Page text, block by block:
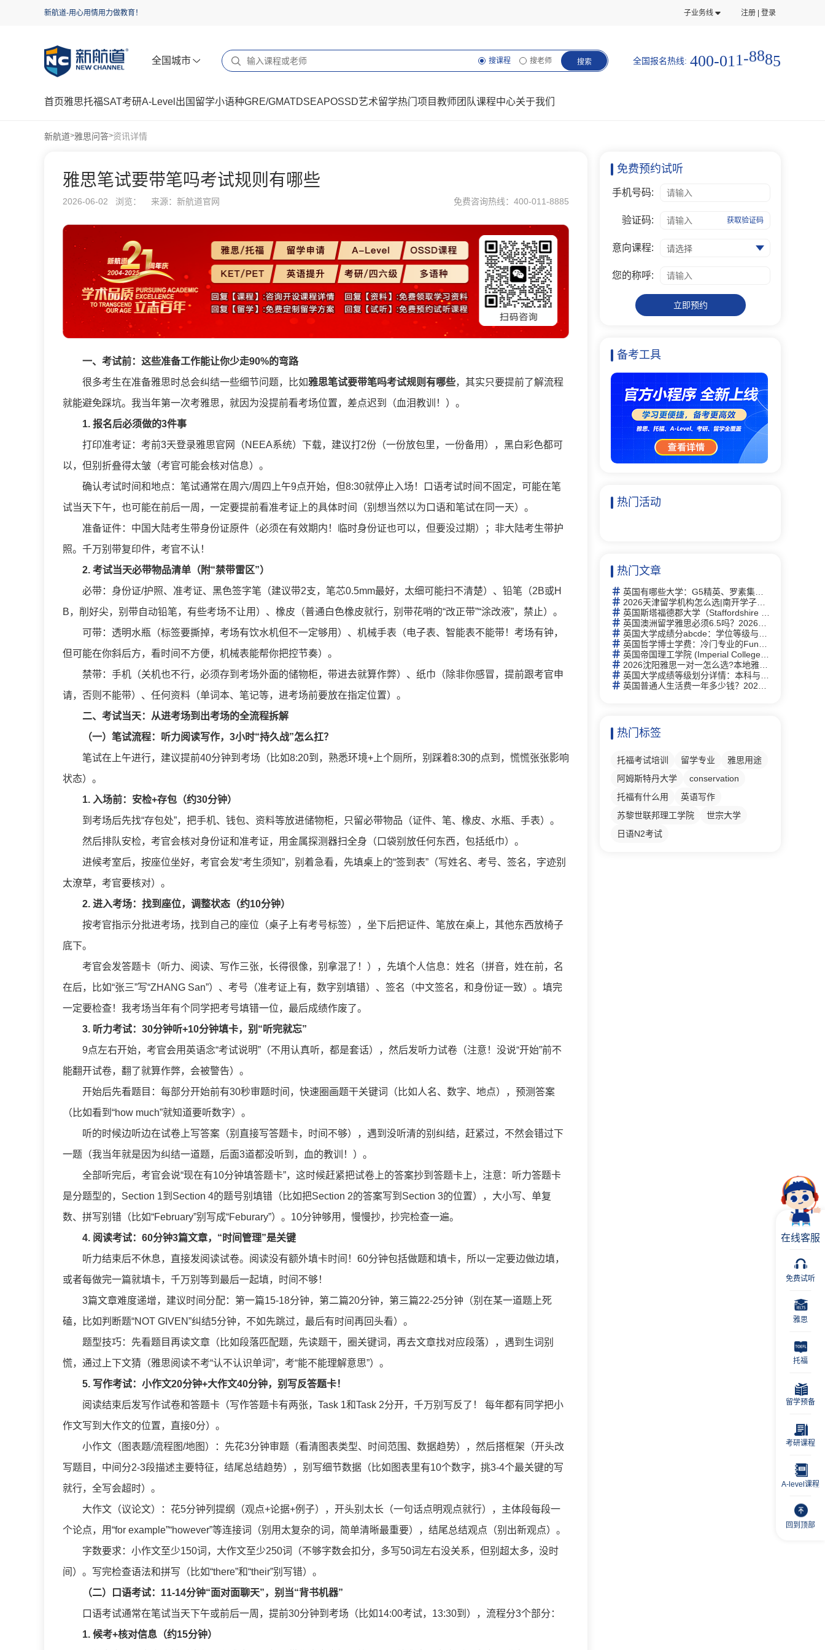
新航道-用心用情用力做教育！ 子业务线 注册 | 登录
全国城市 搜课程 搜老师 搜索 全国报名热线: 400-01 1-8885
首页雅思托福SAT考研A-Level 出国留学小语种GRE/GMATDSEAPOSSD艺术留学热门项目教师团队课程中心关于我们
新航道>雅思问答>资讯详情
雅思笔试要带笔吗考试规则有哪些
2026-06-02 浏览： 来源：新航道官网 免费咨询热线：400-011-8885
一、考试前：这些准备工作能让你少走90%的弯路
很多考生在准备雅思时总会纠结一些细节问题，比如雅思笔试要带笔吗考试规则有哪些，其实只要提前了解流程
就能避免踩坑。我当年第一次考雅思，就因为没提前看考场位置，差点迟到（血泪教训！）。
1. 报名后必须做的3件事
打印准考证：考前3天登录雅思官网（NEEA系统）下载，建议打2份（一份放包里，一份备用），黑白彩色都可
以，但别折叠得太皱（考官可能会核对信息）。
确认考试时间和地点：笔试通常在周六/周四上午9点开始，但8:30就停止入场！口语考试时间不固定，可能在笔
试当天下午，也可能在前后一周，一定要提前看准考证上的具体时间（别想当然以为口语和笔试在同一天）。
准备证件：中国大陆考生带身份证原件（必须在有效期内！临时身份证也可以，但要没过期）；非大陆考生带护
照。千万别带复印件，考官不认！
2. 考试当天必带物品清单（附“禁带雷区”）
必带：身份证/护照、准考证、黑色签字笔（建议带2支，笔芯0.5mm最好，太细可能扫不清楚）、铅笔（2B或H
B，削好尖，别带自动铅笔，有些考场不让用）、橡皮（普通白色橡皮就行，别带花哨的“改正带”“涂改液”，禁止）。
可带：透明水瓶（标签要撕掉，考场有饮水机但不一定够用）、机械手表（电子表、智能表不能带！考场有钟，
但可能在你斜后方，看时间不方便，机械表能帮你把控节奏）。
禁带：手机（关机也不行，必须存到考场外面的储物柜，带进去就算作弊）、纸巾（除非你感冒，提前跟考官申
请，否则不能带）、任何资料（单词本、笔记等，进考场前要放在指定位置）。
二、考试当天：从进考场到出考场的全流程拆解
（一）笔试流程：听力阅读写作，3小时“持久战”怎么扛？
笔试在上午进行，建议提前40分钟到考场（比如8:20到，熟悉环境+上个厕所，别踩着8:30的点到，慌慌张张影响
状态）。
1. 入场前：安检+存包（约30分钟）
到考场后先找“存包处”，把手机、钱包、资料等放进储物柜，只留必带物品（证件、笔、橡皮、水瓶、手表）。
然后排队安检，考官会核对身份证和准考证，用金属探测器扫全身（口袋别放任何东西，包括纸巾）。
进候考室后，按座位坐好，考官会发“考生须知”，别着急看，先填桌上的“签到表”（写姓名、考号、签名，字迹别
太潦草，考官要核对）。
2. 进入考场：找到座位，调整状态（约10分钟）
按考官指示分批进考场，找到自己的座位（桌子上有考号标签），坐下后把证件、笔放在桌上，其他东西放椅子
底下。
考官会发答题卡（听力、阅读、写作三张，长得很像，别拿混了！），先填个人信息：姓名（拼音，姓在前，名
在后，比如“张三”写“ZHANG San”）、考号（准考证上有，数字别填错）、签名（中文签名，和身份证一致）。填完
一定要检查！我考场当年有个同学把考号填错一位，最后成绩作废了。
3. 听力考试：30分钟听+10分钟填卡，别“听完就忘”
9点左右开始，考官会用英语念“考试说明”（不用认真听，都是套话），然后发听力试卷（注意！没说“开始”前不
能翻开试卷，翻了就算作弊，会被警告）。
开始后先看题目：每部分开始前有30秒审题时间，快速圈画题干关键词（比如人名、数字、地点），预测答案
（比如看到“how much”就知道要听数字）。
听的时候边听边在试卷上写答案（别直接写答题卡，时间不够），遇到没听清的别纠结，赶紧过，不然会错过下
一题（我当年就是因为纠结一道题，后面3道都没听到，血的教训！）。
全部听完后，考官会说“现在有10分钟填答题卡”，这时候赶紧把试卷上的答案抄到答题卡上，注意：听力答题卡
是分题型的，Section 1到Section 4的题号别填错（比如把Section 2的答案写到Section 3的位置），大小写、单复
数、拼写别错（比如“February”别写成“Feburary”）。10分钟够用，慢慢抄，抄完检查一遍。
4. 阅读考试：60分钟3篇文章，“时间管理”是关键
听力结束后不休息，直接发阅读试卷。阅读没有额外填卡时间！60分钟包括做题和填卡，所以一定要边做边填，
或者每做完一篇就填卡，千万别等到最后一起填，时间不够！
3篇文章难度递增，建议时间分配：第一篇15-18分钟，第二篇20分钟，第三篇22-25分钟（别在某一道题上死
磕，比如判断题“NOT GIVEN”纠结5分钟，不如先跳过，最后有时间再回头看）。
题型技巧：先看题目再读文章（比如段落匹配题，先读题干，圈关键词，再去文章找对应段落），遇到生词别
慌，通过上下文猜（雅思阅读不考“认不认识单词”，考“能不能理解意思”）。
5. 写作考试：小作文20分钟+大作文40分钟，别写反答题卡！
阅读结束后发写作试卷和答题卡（写作答题卡有两张，Task 1和Task 2分开，千万别写反了！ 每年都有同学把小
作文写到大作文的位置，直接0分）。
小作文（图表题/流程图/地图）：先花3分钟审题（看清图表类型、时间范围、数据趋势），然后搭框架（开头改
写题目，中间分2-3段描述主要特征，结尾总结趋势），别写细节数据（比如图表里有10个数字，挑3-4个最关键的写
就行，全写会超时）。
大作文（议论文）：花5分钟列提纲（观点+论据+例子），开头别太长（一句话点明观点就行），主体段每段一
个论点，用“for example”“however”等连接词（别用太复杂的词，简单清晰最重要），结尾总结观点（别出新观点）。
字数要求：小作文至少150词，大作文至少250词（不够字数会扣分，多写50词左右没关系，但别超太多，没时
间）。写完检查语法和拼写（比如“there”和“their”别写错）。
（二）口语考试：11-14分钟“面对面聊天”，别当“背书机器”
口语考试通常在笔试当天下午或前后一周，提前30分钟到考场（比如14:00考试，13:30到），流程分3个部分：
1. 候考+核对信息（约15分钟）
免费预约试听
手机号码:
验证码: 获取验证码
意向课程: 请选择
您的称呼:
立即预约
备考工具
热门活动
热门文章
英国有哪些大学：G5精英、罗素集团及热门院校详解
2026天津留学机构怎么选|南开学子走访 6 家门店，新航道线下完整体验记录
英国斯塔福德郡大学（Staffordshire University）研究生有什么专业
英国澳洲留学雅思必须6.5吗？2026年最新要求详解与替代方案
英国大学成绩分abcde：学位等级与评分体系完全指南
英国哲学博士学费：冷门专业的Funding机会与申请策略
英国帝国理工学院 (Imperial College London)留学指南：2026全球第2、专业及申请全攻略
2026沈阳雅思一对一怎么选?本地雅思培训择校思路全梳理
英国大学成绩等级划分详情：本科与硕士学位等级详解及中英对照
英国普通人生活费一年多少钱？2026年最新生活成本全解析
热门标签
托福考试培训 留学专业
雅思用途
阿姆斯特丹大学
conservation
托福有什么用
英语写作
苏黎世联邦理工学院
世宗大学
日语N2考试
在线客服
免费试听
雅思
托福
留学预备
考研课程
A-level课程
回到顶部
登录/注册
* 手机号:
* 验证码:
登录
首次登录自动注册账号 收不到验证码?